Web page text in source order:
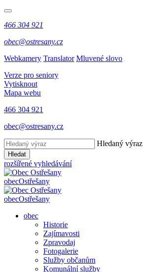
466 304 921
obec@ostresany.cz
Webkamery Translator Mluvené slovo
Verze pro seniory
Vytisknout
Mapa webu
466 304 921
obec@ostresany.cz
Hledaný výraz
Hledat
rozšířené vyhledávání
obecOstřešany
obecOstřešany
obec
Historie
Zajímavosti
Zpravodaj
Fotogalerie
Služby občanům
Komunální služby